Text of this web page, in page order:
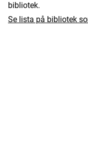
bibliotek.
Se lista på bibliotek